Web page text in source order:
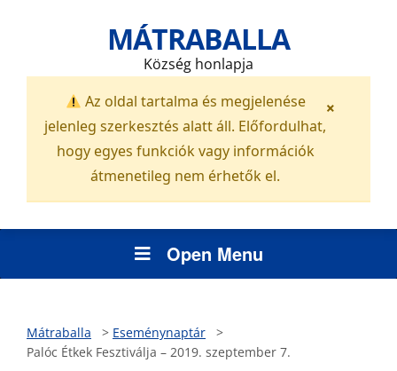
MÁTRABALLA
Község honlapja
Az oldal tartalma és megjelenése
jelenleg szerkesztés alatt áll. Előfordulhat,
hogy egyes funkciók vagy információk
átmenetileg nem érhetők el.
×
Open Menu
Mátraballa > Eseménynaptár
>
Palóc Étkek Fesztiválja – 2019. szeptember 7.